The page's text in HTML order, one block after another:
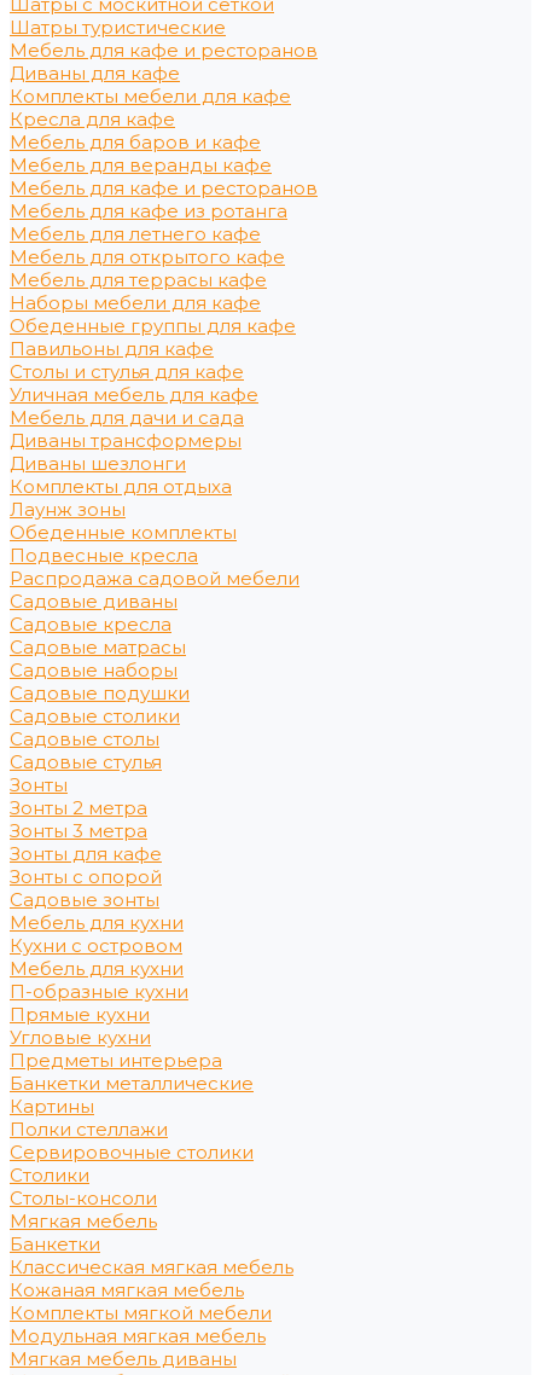
Шатры туристические
Мебель для кафе и ресторанов
Диваны для кафе
Комплекты мебели для кафе
Кресла для кафе
Мебель для баров и кафе
Мебель для веранды кафе
Мебель для кафе и ресторанов
Мебель для кафе из ротанга
Мебель для летнего кафе
Мебель для открытого кафе
Мебель для террасы кафе
Наборы мебели для кафе
Обеденные группы для кафе
Павильоны для кафе
Столы и стулья для кафе
Уличная мебель для кафе
Мебель для дачи и сада
Диваны трансформеры
Диваны шезлонги
Комплекты для отдыха
Лаунж зоны
Обеденные комплекты
Подвесные кресла
Распродажа садовой мебели
Садовые диваны
Садовые кресла
Садовые матрасы
Садовые наборы
Садовые подушки
Садовые столики
Садовые столы
Садовые стулья
Зонты
Зонты 2 метра
Зонты 3 метра
Зонты для кафе
Зонты с опорой
Садовые зонты
Мебель для кухни
Кухни с островом
Мебель для кухни
П-образные кухни
Прямые кухни
Угловые кухни
Предметы интерьера
Банкетки металлические
Картины
Полки стеллажи
Сервировочные столики
Столики
Столы-консоли
Мягкая мебель
Банкетки
Классическая мягкая мебель
Кожаная мягкая мебель
Комплекты мягкой мебели
Модульная мягкая мебель
Мягкая мебель диваны